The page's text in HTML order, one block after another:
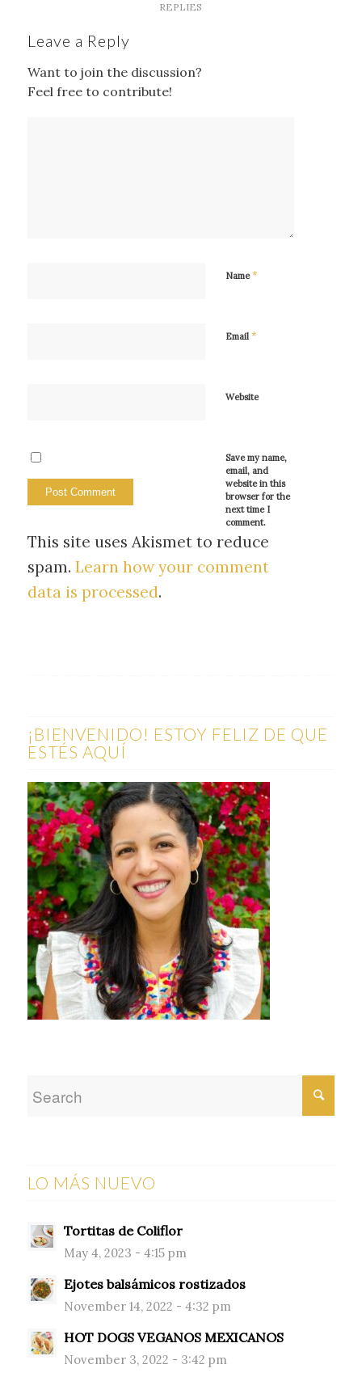
REPLIES
Leave a Reply
Want to join the discussion?
Feel free to contribute!
Name*
Email *
Website
Save my name,
email, and
website in this
browser for the
next time I
comment.
This site uses Akismet to reduce
spam. Learn how your comment
data is processed.
¡BIENVENIDO! ESTOY FELIZ DE QUE
ESTÉS AQUÍ
LO MÁS NUEVO
Tortitas de Coliflor
May 4, 2023 - 4:15 pm
Ejotes balsámicos rostizados
November 14, 2022 - 4:32 pm
HOT DOGS VEGANOS MEXICANOS
November 3, 2022 - 3:42 pm